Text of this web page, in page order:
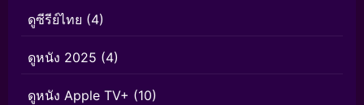
ดูซีรีย์ไทย (4)
ดูหนัง 2025 (4)
ดูหนัง Apple TV+ (10)